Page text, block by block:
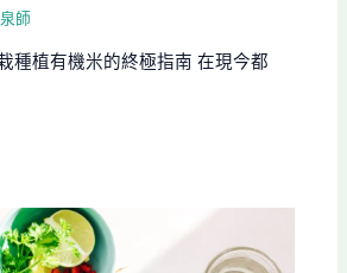
師
種植有機米的終極指南 在現今都